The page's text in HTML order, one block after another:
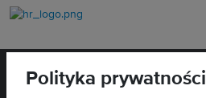
Polityka prywatności